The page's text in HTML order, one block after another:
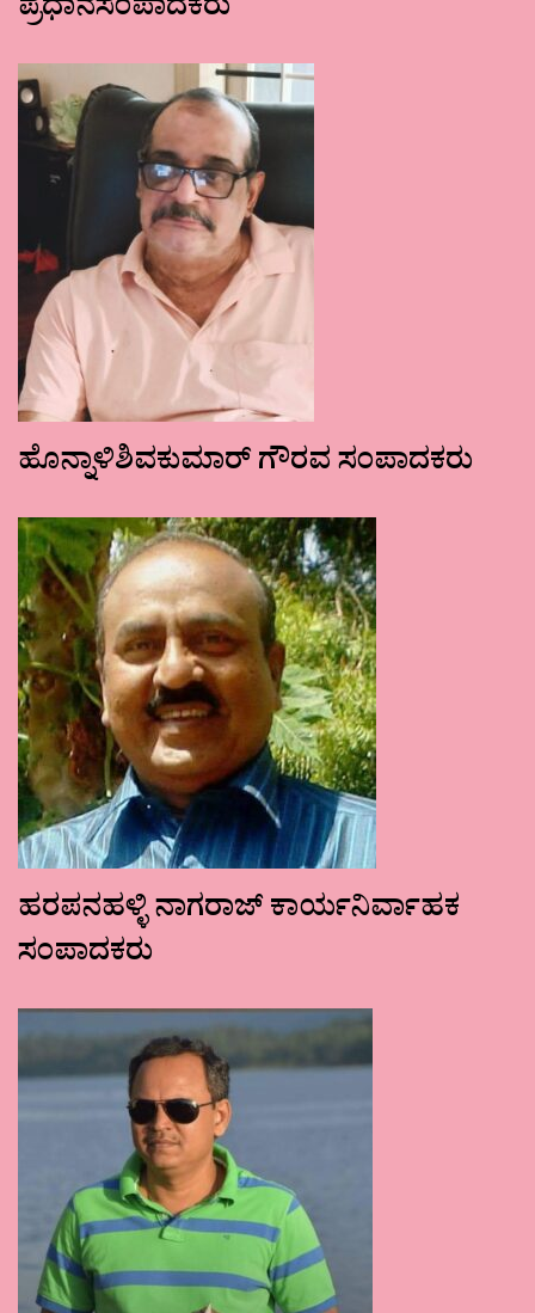
ಪ್ರಧಾನಸಂಪಾದಕರು
ಹೊನ್ನಾಳಿಶಿವಕುಮಾರ್ ಗೌರವ ಸಂಪಾದಕರು
ಹರಪನಹಳ್ಳಿ ನಾಗರಾಜ್ ಕಾರ್ಯನಿರ್ವಾಹಕ
ಸಂಪಾದಕರು